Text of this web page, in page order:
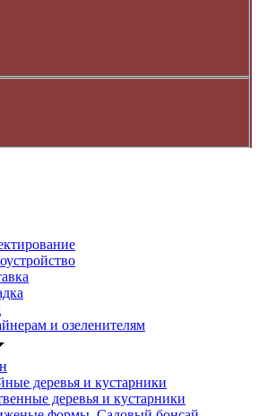
и озеленителям
деревья и кустарники
деревья и кустарники